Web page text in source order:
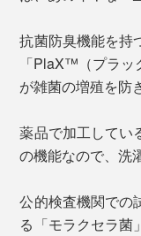
抗菌防臭機能を持
「PlaX™（プラ
が雑菌の増殖を防
薬品で加工してい
の機能なので、洗
公的検査機関での
る「モラクセラ菌